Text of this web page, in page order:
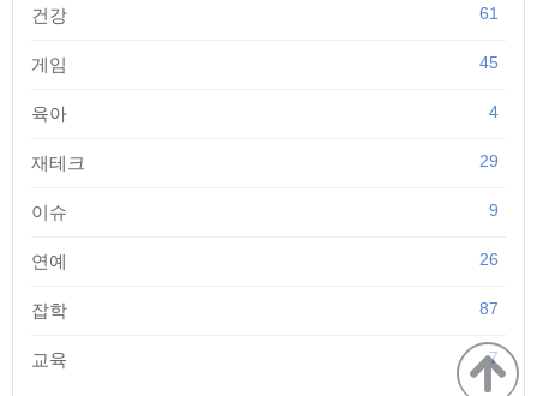
건강 61
게임 45
육아 4
재테크 29
이슈 9
연예 26
잡학 87
교육 7